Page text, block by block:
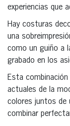
experiencias que
Hay costuras
una
como un guiño a
grabado en los
Esta
actuales de la
colores juntos de
combinar